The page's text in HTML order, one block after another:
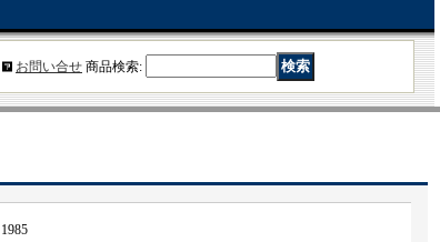
お問い合せ 商品検索:
1985